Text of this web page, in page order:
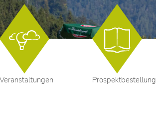
Veranstaltungen Prospektbestellung